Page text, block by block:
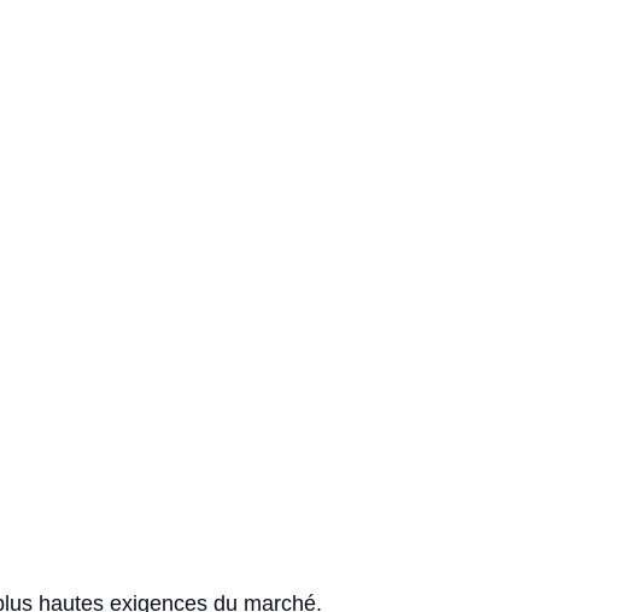
hautes exigences du marché.